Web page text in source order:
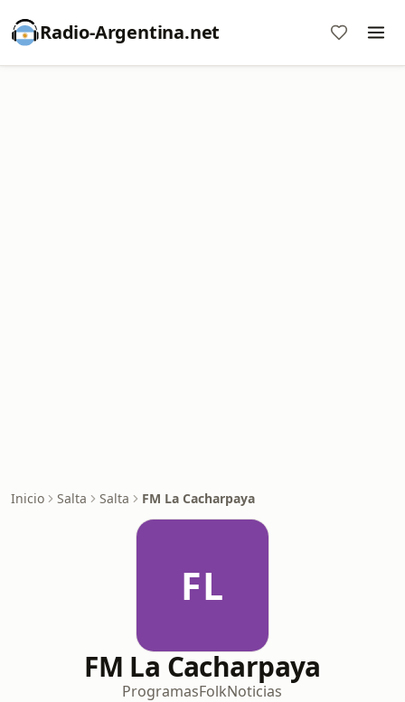
Radio-Argentina.net
Inicio Salta Salta FM La Cacharpaya
FL
FM La Cacharpaya
ProgramasFolkNoticias